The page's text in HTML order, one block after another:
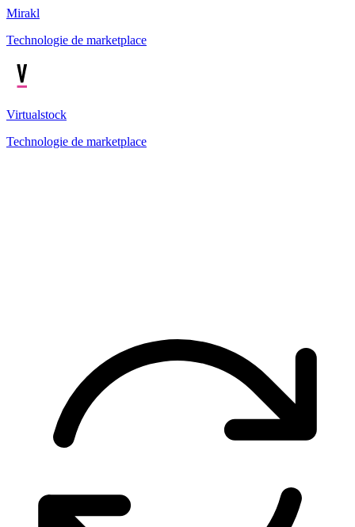
Mirakl
Technologie de marketplace
Virtualstock
Technologie de marketplace